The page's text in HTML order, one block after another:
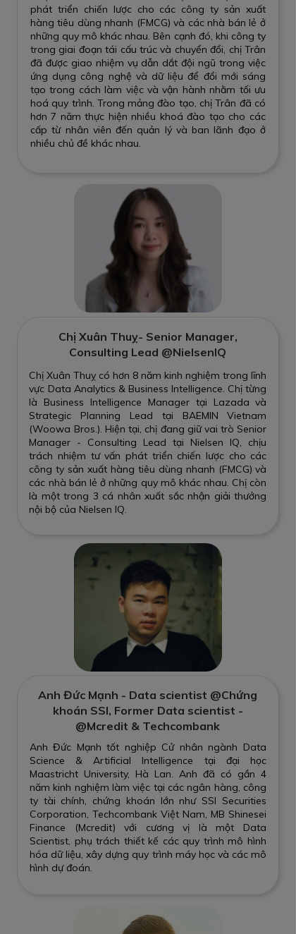
Chị Xuân Thuỵ có hơn 8 năm kinh nghiệm trong lĩnh
vực Data Analytics & Business Intelligence. Chị từng
là Business Intelligence Manager tại Lazada và
Strategic Planning Lead tại BAEMIN Vietnam
(Woowa Bros.). Hiện tại, chị đang giữ vai trò Senior
Manager - Consulting Lead tại Nielsen IQ, chịu
trách nhiệm tư vấn phát triển chiến lược cho các
công ty sản xuất hàng tiêu dùng nhanh (FMCG) và
các nhà bán lẻ ở những quy mô khác nhau. Chị còn
là một trong 3 cá nhân xuất sắc nhận giải thưởng
nội bộ của Nielsen IQ.
Chị Xuân Thuỵ- Senior Manager,
Consulting Lead @NielsenIQ
Anh Đức Mạnh tốt nghiệp Cử nhân ngành Data
Science & Artificial Intelligence tại đại học
Maastricht University, Hà Lan. Anh đã có gần 4
năm kinh nghiệm làm việc tại các ngân hàng, công
ty tài chính, chứng khoán lớn như SSI Securities
Corporation, Techcombank Việt Nam, MB Shinesei
Finance (Mcredit) với cương vị là một Data
Scientist, phụ trách thiết kế các quy trình mô hình
hóa dữ liệu, xây dựng quy trình máy học và các mô
hình dự đoán.
Anh Đức Mạnh - Data scientist @Chứng
khoán SSI, Former Data scientist -
@Mcredit & Techcombank
phát triển chiến lược cho các công ty sản xuất
hàng tiêu dùng nhanh (FMCG) và các nhà bán lẻ ở
những quy mô khác nhau. Bên cạnh đó, khi công ty
trong giai đoạn tái cấu trúc và chuyển đổi, chị Trân
đã được giao nhiệm vụ dẫn dắt đội ngũ trong việc
ứng dụng công nghệ và dữ liệu để đổi mới sáng
tạo trong cách làm việc và vận hành nhằm tối ưu
hoá quy trình. Trong mảng đào tạo, chị Trân đã có
hơn 7 năm thực hiện nhiều khoá đào tạo cho các
cấp từ nhân viên đến quản lý và ban lãnh đạo ở
nhiều chủ đề khác nhau.